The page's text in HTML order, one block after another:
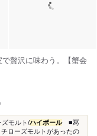
贅沢に味わう。【蟹会
モルト/ハイボール■冩
ローズモルトがあったの